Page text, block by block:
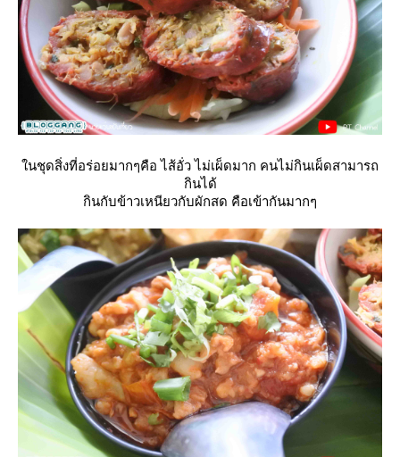
นชุดสิ่งที่อร่อยมากๆคือ ไส้อั่ว ไม่เผ็ดมาก คนไม่กินเผ็ดสามารถ
กินได้
กินกับข้าวเหนียวกับผักสด คือเข้ากันมากๆ